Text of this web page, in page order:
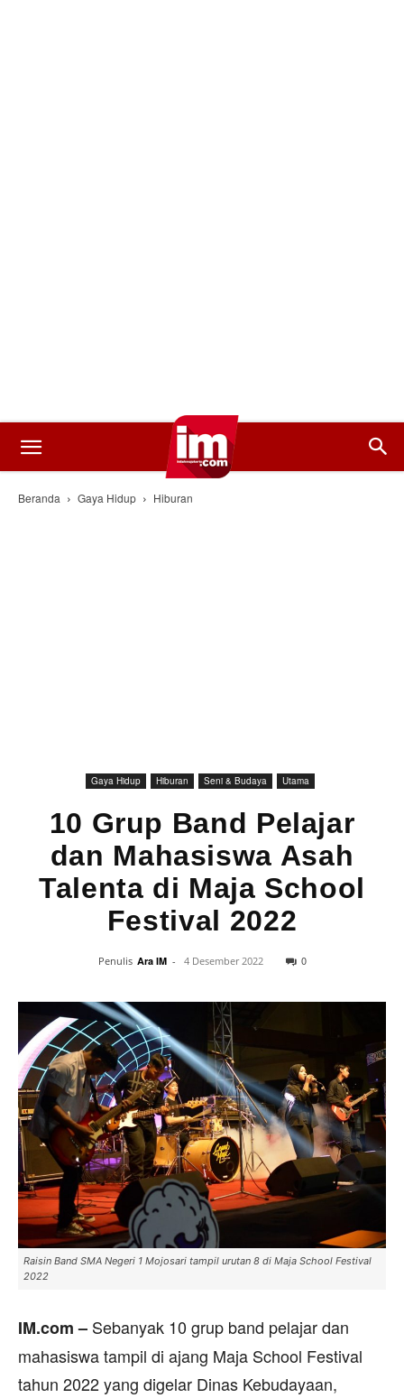
Beranda Gaya Hidup Hiburan
Gaya Hidup Hiburan Seni & Budaya Utama
10 Grup Band Pelajar
dan Mahasiswa Asah
Talenta di Maja School
Festival 2022
Penulis Ara IM - 4 Desember 2022 0
Raisin Band SMA Negeri 1 Mojosari tampil urutan 8 di Maja School Festival
2022
IM.com – Sebanyak 10 grup band pelajar dan
mahasiswa tampil di ajang Maja School Festival
tahun 2022 yang digelar Dinas Kebudayaan,